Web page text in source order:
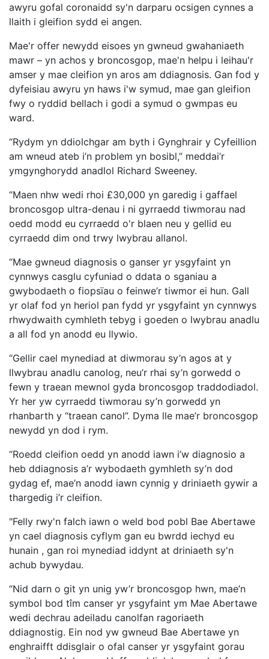
awyru gofal coronaidd sy'n darparu ocsigen cynnes a
llaith i gleifion sydd ei angen.
Mae'r offer newydd eisoes yn gwneud gwahaniaeth
mawr – yn achos y broncosgop, mae'n helpu i leihau'r
amser y mae cleifion yn aros am ddiagnosis. Gan fod y
dyfeisiau awyru yn haws i'w symud, mae gan gleifion
fwy o ryddid bellach i godi a symud o gwmpas eu
ward.
“Rydym yn ddiolchgar am byth i Gynghrair y Cyfeillion
am wneud ateb i’n problem yn bosibl,” meddai’r
ymgynghorydd anadlol Richard Sweeney.
“Maen nhw wedi rhoi £30,000 yn garedig i gaffael
broncosgop ultra-denau i ni gyrraedd tiwmorau nad
oedd modd eu cyrraedd o'r blaen neu y gellid eu
cyrraedd dim ond trwy lwybrau allanol.
“Mae gwneud diagnosis o ganser yr ysgyfaint yn
cynnwys casglu cyfuniad o ddata o sganiau a
gwybodaeth o fiopsïau o feinwe’r tiwmor ei hun. Gall
yr olaf fod yn heriol pan fydd yr ysgyfaint yn cynnwys
rhwydwaith cymhleth tebyg i goeden o lwybrau anadlu
a all fod yn anodd eu llywio.
“Gellir cael mynediad at diwmorau sy’n agos at y
llwybrau anadlu canolog, neu’r rhai sy’n gorwedd o
fewn y traean mewnol gyda broncosgop traddodiadol.
Yr her yw cyrraedd tiwmorau sy’n gorwedd yn
rhanbarth y “traean canol”. Dyma lle mae’r broncosgop
newydd yn dod i rym.
“Roedd cleifion oedd yn anodd iawn i’w diagnosio a
heb ddiagnosis a’r wybodaeth gymhleth sy’n dod
gydag ef, mae’n anodd iawn cynnig y driniaeth gywir a
thargedig i’r cleifion.
"Felly rwy'n falch iawn o weld bod pobl Bae Abertawe
yn cael diagnosis cyflym gan eu bwrdd iechyd eu
hunain , gan roi mynediad iddynt at driniaeth sy'n
achub bywydau.
“Nid darn o git yn unig yw’r broncosgop hwn, mae’n
symbol bod tîm canser yr ysgyfaint ym Mae Abertawe
wedi dechrau adeiladu canolfan ragoriaeth
ddiagnostig. Ein nod yw gwneud Bae Abertawe yn
enghraifft ddisglair o ofal canser yr ysgyfaint gorau